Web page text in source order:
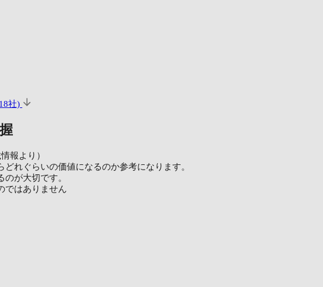
社)
報より）
れぐらいの価値になるのか参考になります。
が大切です。
ではありません